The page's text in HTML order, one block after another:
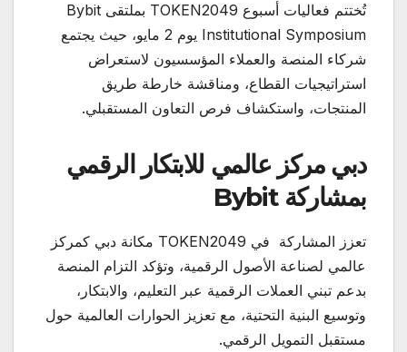
تُختتم فعاليات أسبوع TOKEN2049 بملتقى Bybit
Institutional Symposium يوم 2 مايو، حيث يجتمع
شركاء المنصة والعملاء المؤسسيون لاستعراض
استراتيجيات القطاع، ومناقشة خارطة طريق
المنتجات، واستكشاف فرص التعاون المستقبلي.
دبي مركز عالمي للابتكار الرقمي
بمشاركة Bybit
تعزز المشاركة في TOKEN2049 مكانة دبي كمركز
عالمي لصناعة الأصول الرقمية، وتؤكد التزام المنصة
بدعم تبني العملات الرقمية عبر التعليم، والابتكار،
وتوسيع البنية التحتية، مع تعزيز الحوارات العالمية حول
مستقبل التمويل الرقمي.